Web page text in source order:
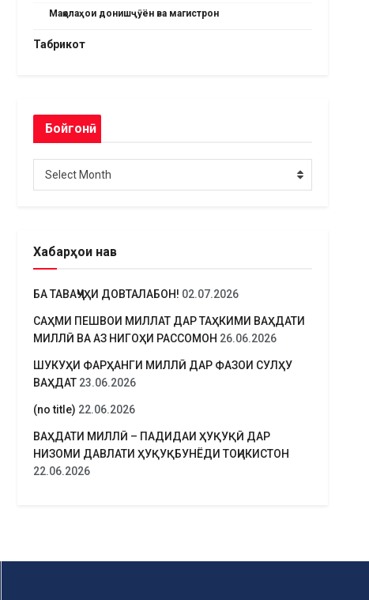
Мақолаҳои донишҷӯён ва магистрон
Табрикот
Бойгонӣ
Select Month
Хабарҳои нав
БА ТАВАҶҶУҲИ ДОВТАЛАБОН! 02.07.2026
САҲМИ ПЕШВОИ МИЛЛАТ ДАР ТАҲКИМИ ВАҲДАТИ
МИЛЛӢ ВА АЗ НИГОҲИ РАССОМОН 26.06.2026
ШУКУҲИ ФАРҲАНГИ МИЛЛӢ ДАР ФАЗОИ СУЛҲУ
ВАҲДАТ 23.06.2026
(no title) 22.06.2026
ВАҲДАТИ МИЛЛӢ – ПАДИДАИ ҲУҚУҚӢ ДАР
НИЗОМИ ДАВЛАТИ ҲУҚУҚБУНЁДИ ТОҶИКИСТОН
22.06.2026